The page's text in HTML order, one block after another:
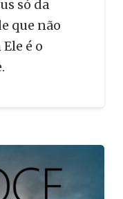
só da
que não
é o